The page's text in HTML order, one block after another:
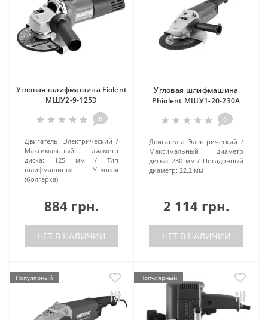
Угловая шлифмашина Fiolent
МШУ2-9-125Э
0
Двигатель: Электрический
Максимальный диаметр
диска:
125 мм
Тип
шлифмашины:
Угловая
(болгарка)
884 грн.
НЕТ В НАЛИЧИИ
Угловая шлифмашина
Phiolent МШУ1-20-230А
0
Двигатель: Электрический
Максимальный диаметр
диска: 230 мм
Посадочный
диаметр: 22.2 мм
2 114 грн.
НЕТ В НАЛИЧИИ
Популярный Популярный